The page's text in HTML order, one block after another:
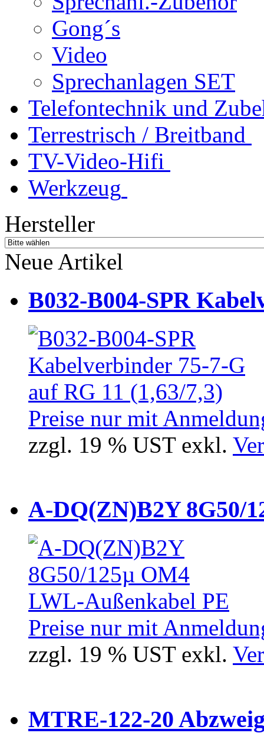
Gong´s
Video
Sprechanlagen SET
Telefontechnik und
Terrestrisch / Breitband
TV-Video-Hifi
Werkzeug
Hersteller
Neue Artikel
B032-B004-SPR
Preise nur mit
zzgl. 19 % UST exkl.
A-DQ(ZN)B2Y 8G50/
Preise nur mit
zzgl. 19 % UST exkl.
MTRE-122-20